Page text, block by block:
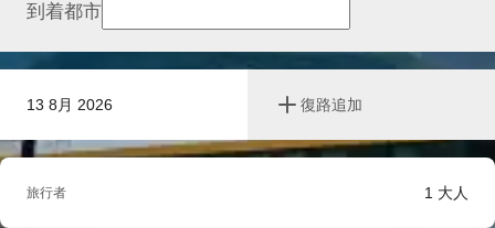
13 8月 2026 復路追加
到着都市
旅行者 1 大人